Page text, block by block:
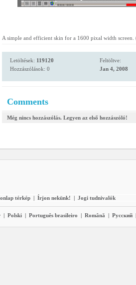
A simple and efficient skin for a 1600 pixal width
Letöltések: 119120
Hozzászólások: 0
Feltöltve:
Jan 4, 2008
Comments
Még nincs hozzászólás. Legyen az első hozzászóló!
térkép | Írjon nekünk! | Jogi tudnivalók
| Polski | Português brasileiro | Română | Pyccĸий |